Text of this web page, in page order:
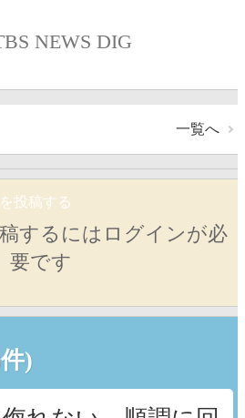
NEWS DIG
一覧へ
投稿する
するにはログインが必
要です
)